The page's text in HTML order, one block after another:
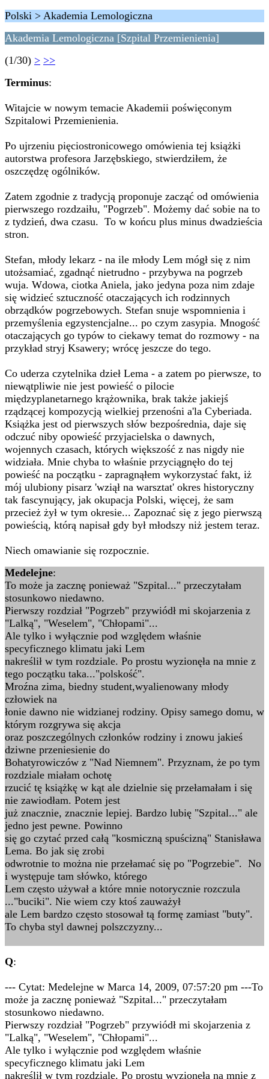
Polski > Akademia Lemologiczna
Akademia Lemologiczna [Szpital Przemienienia]
(1/30) > >>
Terminus:
Witajcie w nowym temacie Akademii poświęconym
Szpitalowi Przemienienia.
Po ujrzeniu pięciostronicowego omówienia tej książki
autorstwa profesora Jarzębskiego, stwierdziłem, że
oszczędzę ogólników.
Zatem zgodnie z tradycją proponuje zacząć od omówienia
pierwszego rozdzaiłu, "Pogrzeb". Możemy dać sobie na to
z tydzień, dwa czasu. To w końcu plus minus dwadzieścia
stron.
Stefan, młody lekarz - na ile młody Lem mógł się z nim
utożsamiać, zgadnąć nietrudno - przybywa na pogrzeb
wuja. Wdowa, ciotka Aniela, jako jedyna poza nim zdaje
się widzieć sztuczność otaczających ich rodzinnych
obrządków pogrzebowych. Stefan snuje wspomnienia i
przemyślenia egzystencjalne... po czym zasypia. Mnogość
otaczających go typów to ciekawy temat do rozmowy - na
przykład stryj Ksawery; wrócę jeszcze do tego.
Co uderza czytelnika dzieł Lema - a zatem po pierwsze, to
niewątpliwie nie jest powieść o pilocie
międzyplanetarnego krążownika, brak także jakiejś
rządzącej kompozycją wielkiej przenośni a'la Cyberiada.
Książka jest od pierwszych słów bezpośrednia, daje się
odczuć niby opowieść przyjacielska o dawnych,
wojennych czasach, których większość z nas nigdy nie
widziała. Mnie chyba to właśnie przyciągnęło do tej
powieść na początku - zapragnąłem wykorzystać fakt, iż
mój ulubiony pisarz 'wziął na warsztat' okres historyczny
tak fascynujący, jak okupacja Polski, więcej, że sam
przecież żył w tym okresie... Zapoznać się z jego pierwszą
powieścią, którą napisał gdy był młodszy niż jestem teraz.
Niech omawianie się rozpocznie.
Medelejne:
To może ja zacznę ponieważ "Szpital..." przeczytałam
stosunkowo niedawno.
Pierwszy rozdział "Pogrzeb" przywiódł mi skojarzenia z
"Lalką", "Weselem", "Chłopami"...
Ale tylko i wyłącznie pod względem właśnie
specyficznego klimatu jaki Lem
nakreślił w tym rozdziale. Po prostu wyzionęła na mnie z
tego początku taka..."polskość".
Mroźna zima, biedny student,wyalienowany młody
człowiek na
łonie dawno nie widzianej rodziny. Opisy samego domu, w
którym rozgrywa się akcja
oraz poszczególnych członków rodziny i znowu jakieś
dziwne przeniesienie do
Bohatyrowiczów z "Nad Niemnem". Przyznam, że po tym
rozdziale miałam ochotę
rzucić tę książkę w kąt ale dzielnie się przełamałam i się
nie zawiodłam. Potem jest
już znacznie, znacznie lepiej. Bardzo lubię "Szpital..." ale
jedno jest pewne. Powinno
się go czytać przed całą "kosmiczną spuścizną" Stanisława
Lema. Bo jak się zrobi
odwrotnie to można nie przełamać się po "Pogrzebie". No
i występuje tam słówko, którego
Lem często używał a które mnie notorycznie rozczula
..."buciki". Nie wiem czy ktoś zauważył
ale Lem bardzo często stosował tą formę zamiast "buty".
To chyba styl dawnej polszczyzny...
Q:
--- Cytat: Medelejne w Marca 14, 2009, 07:57:20 pm ---To
może ja zacznę ponieważ "Szpital..." przeczytałam
stosunkowo niedawno.
Pierwszy rozdział "Pogrzeb" przywiódł mi skojarzenia z
"Lalką", "Weselem", "Chłopami"...
Ale tylko i wyłącznie pod względem właśnie
specyficznego klimatu jaki Lem
nakreślił w tym rozdziale. Po prostu wyzionęła na mnie z